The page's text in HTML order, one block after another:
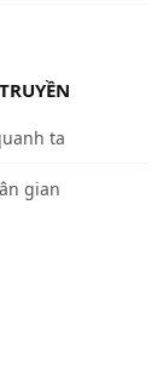
ta
gian